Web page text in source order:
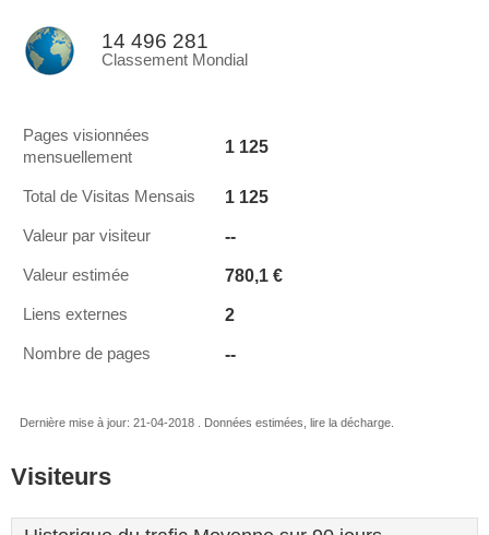
14 496 281
Classement Mondial
Pages visionnées
mensuellement
1 125
Total de Visitas Mensais 1 125
Valeur par visiteur --
Valeur estimée 780,1 €
Liens externes 2
Nombre de pages --
Dernière mise à jour: 21-04-2018 . Données estimées, lire la décharge.
Visiteurs